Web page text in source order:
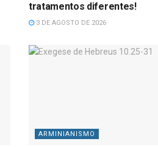
tratamentos diferentes!
3 DE AGOSTO DE 2026
ARMINIANISMO